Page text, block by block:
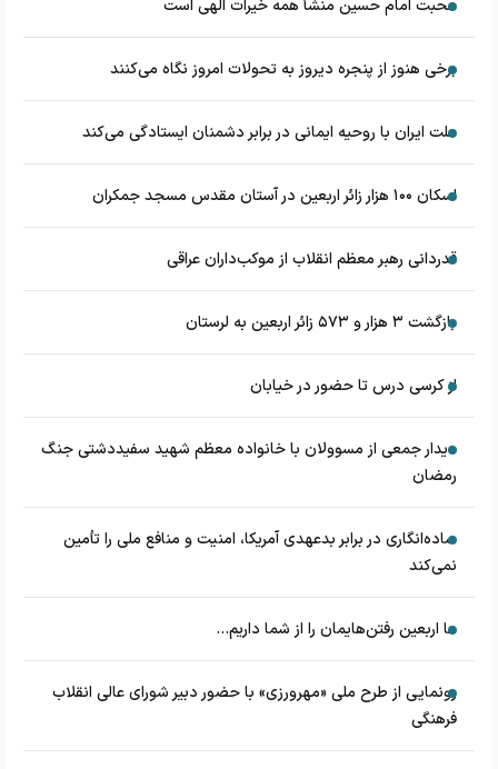
محبت امام حسین منشأ همه خیرات الهی است
برخی هنوز از پنجره دیروز به تحولات امروز نگاه می‌کنند
ملت ایران با روحیه ایمانی در برابر دشمنان ایستادگی می‌کند
اسکان ۱۰۰ هزار زائر اربعین در آستان مقدس مسجد جمکران
قدردانی رهبر معظم انقلاب از موکب‌داران عراقی
بازگشت ۳ هزار و ۵۷۳ زائر اربعین به لرستان
از کرسی درس تا حضور در خیابان
دیدار جمعی از مسوولان با خانواده معظم شهید سفیددشتی جنگ
رمضان
ساده‌انگاری در برابر بدعهدی آمریکا، امنیت و منافع ملی را تأمین
نمی‌کند
ما اربعین رفتن‌هایمان را از شما داریم...
رونمایی از طرح ملی «مهرورزی» با حضور دبیر شورای عالی انقلاب
فرهنگی